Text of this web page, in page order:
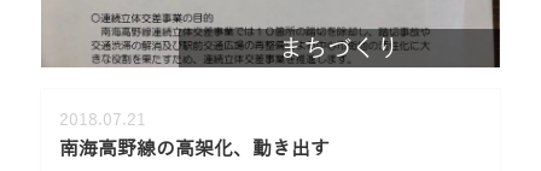
まちづくり
2018.07.21
南海高野線の高架化、動き出す